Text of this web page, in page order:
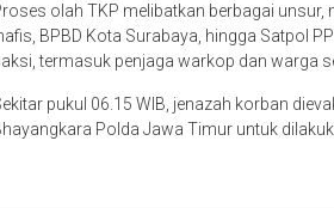
olah TKP melibatkan berbagai
BPBD Kota Surabaya, hingga Satpol
termasuk penjaga warkop dan warga
pukul 06.15 WIB, jenazah korban
Polda Jawa Timur untuk